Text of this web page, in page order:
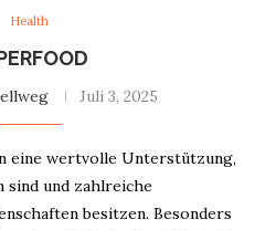
Health
Juli 3, 2025
eine wertvolle Unterstützung,
sind und zahlreiche
besitzen. Besonders